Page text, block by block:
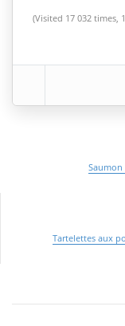
(Visited 17 032 times,
Tartelettes aux